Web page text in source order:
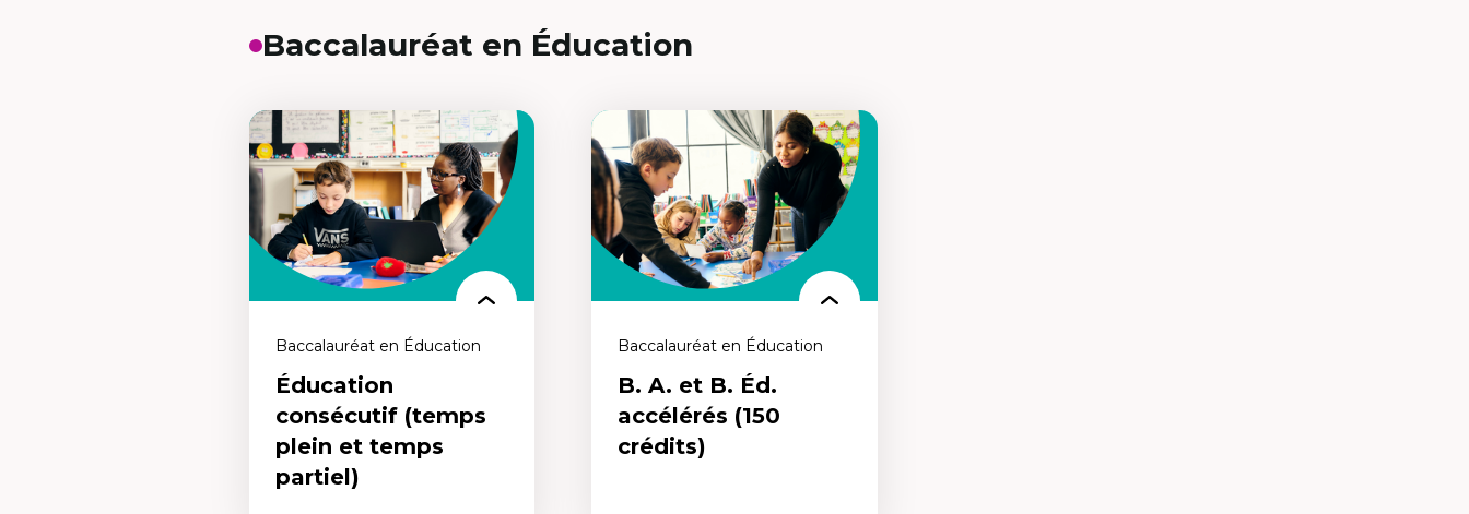
Baccalauréat en Éducation
Baccalauréat en Éducation
Éducation
consécutif (temps
plein et temps
partiel)
Baccalauréat en Éducation
B. A. et B. Éd.
accélérés (150
crédits)